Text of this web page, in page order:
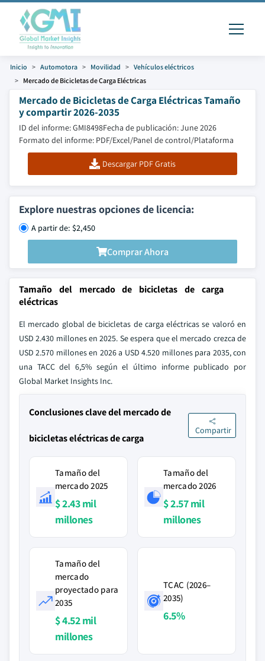
Inicio Automotora Movilidad
Vehículos eléctricos
Mercado de Bicicletas de Carga Eléctricas
Mercado de Bicicletas de Carga Eléctricas Tamaño
y compartir 2026-2035
ID del informe: GMI8498Fecha de publicación: June 2026
Formato del informe: PDF/Excel/Panel de control/Plataforma
Descargar PDF Gratis
Explore nuestras opciones de licencia:
A partir de: $2,450
Comprar Ahora
Tamaño del mercado de bicicletas de carga
eléctricas
El mercado global de bicicletas de carga eléctricas se valoró en
USD 2.430 millones en 2025. Se espera que el mercado crezca de
USD 2.570 millones en 2026 a USD 4.520 millones para 2035, con
una TACC del 6,5% según el último informe publicado por
Global Market Insights Inc.
Conclusiones clave del mercado de
bicicletas eléctricas de carga
Compartir
Tamaño del
mercado 2025
$ 2.43 mil
millones
Tamaño del
mercado 2026
$ 2.57 mil
millones
Tamaño del
mercado
proyectado para
2035
$ 4.52 mil
millones
TCAC (2026–
2035)
6.5%